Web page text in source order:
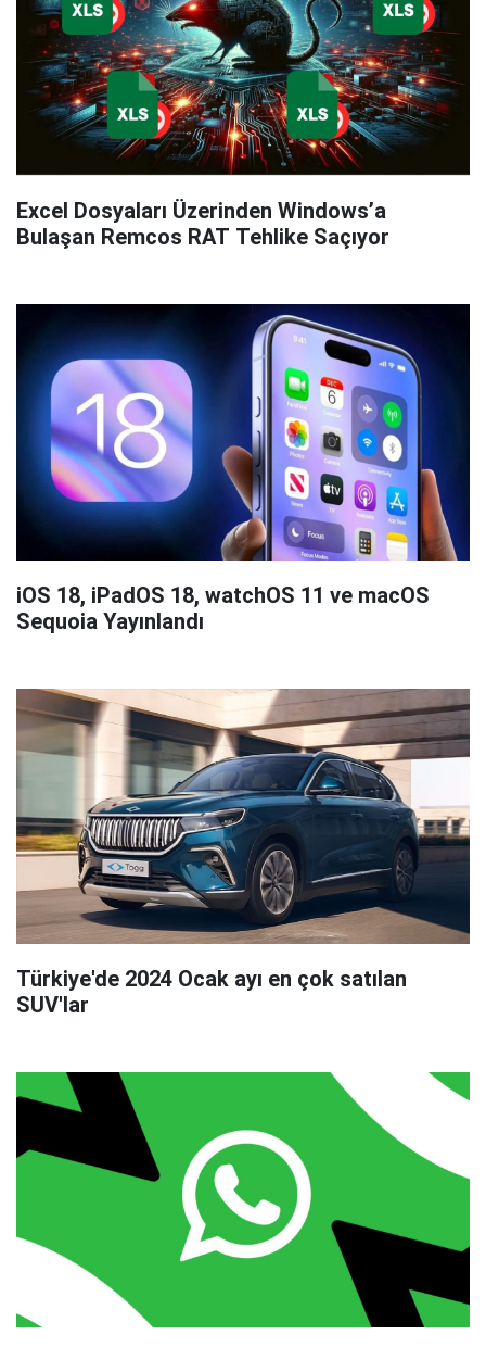
Excel Dosyaları Üzerinden Windows’a
Bulaşan Remcos RAT Tehlike Saçıyor
iOS 18, iPadOS 18, watchOS 11 ve macOS
Sequoia Yayınlandı
Türkiye'de 2024 Ocak ayı en çok satılan
SUV'lar